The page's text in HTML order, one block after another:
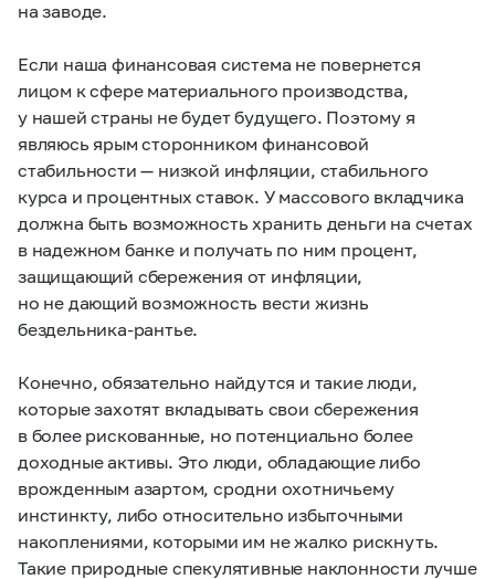
на заводе.
Если наша финансовая система не повернется
лицом к сфере материального производства,
у нашей страны не будет будущего. Поэтому я
являюсь ярым сторонником финансовой
стабильности — низкой инфляции, стабильного
курса и процентных ставок. У массового вкладчика
должна быть возможность хранить деньги на счетах
в надежном банке и получать по ним процент,
защищающий сбережения от инфляции,
но не дающий возможность вести жизнь
бездельника-рантье.
Конечно, обязательно найдутся и такие люди,
которые захотят вкладывать свои сбережения
в более рискованные, но потенциально более
доходные активы. Это люди, обладающие либо
врожденным азартом, сродни охотничьему
инстинкту, либо относительно избыточными
накоплениями, которыми им не жалко рискнуть.
Такие природные спекулятивные наклонности лучше